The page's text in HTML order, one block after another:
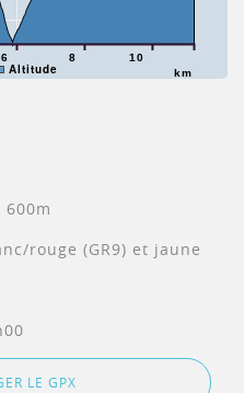
6 8 10
km
Altitude
rouge (GR9) et jaune
LE GPX